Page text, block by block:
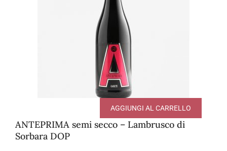
ANTEPRIMA semi secco – Lambrusco di
Sorbara DOP
AGGIUNGI AL CARRELLO